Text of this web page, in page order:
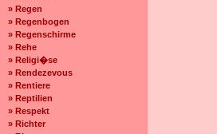
» Regen
» Regenbogen
» Regenschirme
» Rehe
» Religi�se
» Rendezevous
» Rentiere
» Reptilien
» Respekt
» Richter